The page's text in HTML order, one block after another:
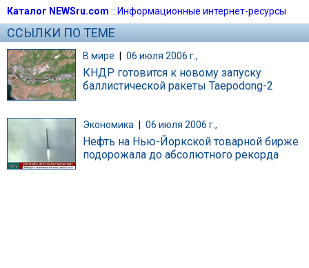
Каталог NEWSru.com :: Информационные интернет-ресурсы
ССЫЛКИ ПО ТЕМЕ
В мире | 06 июля 2006 г.,
КНДР готовится к новому запуску
баллистической ракеты Taepodong-2
Экономика 06 июля 2006 г.,
Нефть на Нью-Йоркской товарной бирже
подорожала до абсолютного рекорда